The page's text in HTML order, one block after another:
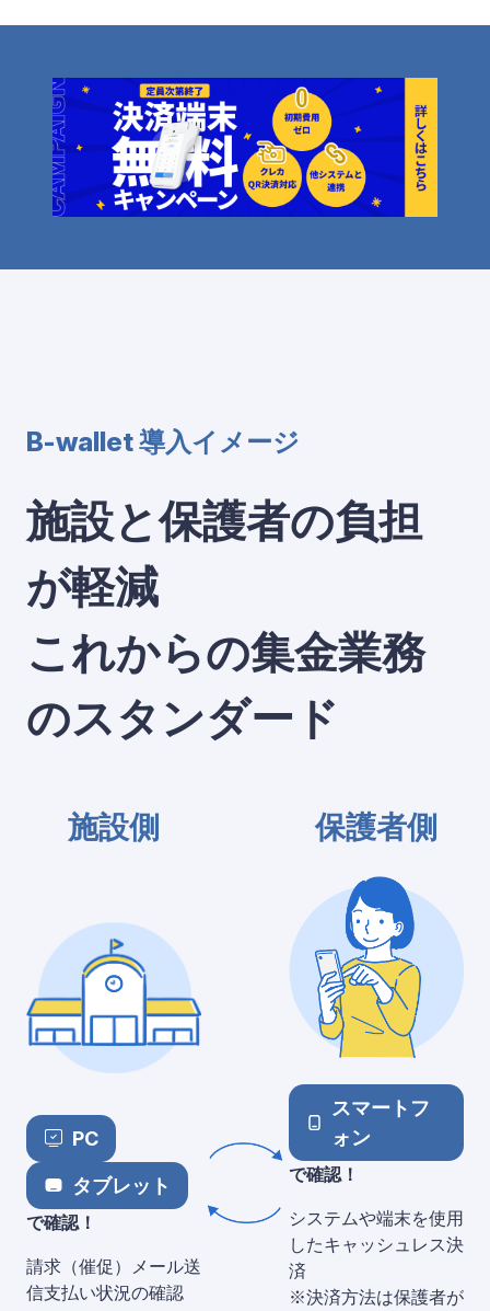
B-wallet 導入イメージ
施設と保護者の負担
が軽減
これからの集金業務
のスタンダード
施設側
PC
タブレット
で確認！
請求（催促）メール送
信支払い状況の確認
保護者側
スマートフ
ォン
で確認！
システムや端末を使用
したキャッシュレス決
済
※決済方法は保護者が